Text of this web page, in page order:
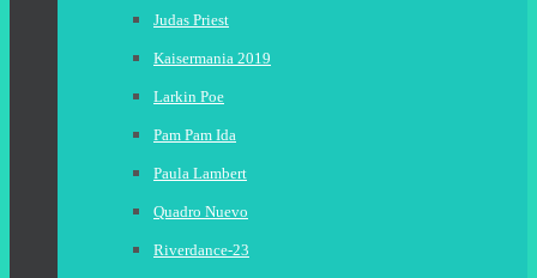
Judas Priest
Kaisermania 2019
Larkin Poe
Pam Pam Ida
Paula Lambert
Quadro Nuevo
Riverdance-23